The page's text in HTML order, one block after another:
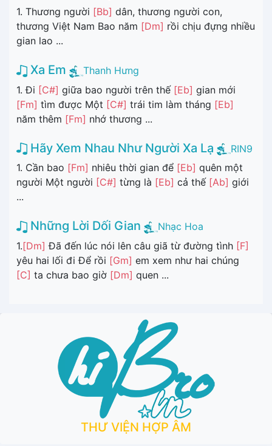
1. Thương người [Bb] dân, thương người con,
thương Việt Nam Bao năm [Dm] rồi chịu đựng nhiều
gian lao ...
Xa Em
Thanh Hưng
1. Đi [C#] giữa bao người trên thế [Eb] gian mới
[Fm] tìm được Một [C#] trái tim làm tháng [Eb]
năm thêm [Fm] nhớ thương ...
Hãy Xem Nhau Như Người Xa Lạ
RIN9
1. Cần bao [Fm] nhiêu thời gian để [Eb] quên một
người Một người [C#] từng là [Eb] cả thế [Ab] giới
...
Những Lời Dối Gian
Nhạc Hoa
1.[Dm] Đã đến lúc nói lên câu giã từ đường tình [F]
yêu hai lối đi Để rồi [Gm] em xem như hai chúng
[C] ta chưa bao giờ [Dm] quen ...
THƯ VIỆN HỢP ÂM